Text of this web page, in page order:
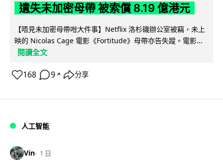
遺失未加密母帶 被索償 8.19 億港元
【唔見未加密母帶咁大件事】Netflix 洛杉磯辦公室被竊，未上
映的 Nicolas Cage 電影《Fortitude》母帶亦告失蹤。電影...
閱讀全文
168 9 ↗ 分享
人工智能
Vin 1 日